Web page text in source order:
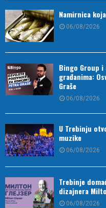
Namirnica
06/08/2026
Bingo Group i
građanima:
Graše
06/08/2026
U Trebinju
muzike
06/08/2026
Trebinje
dizajnera
06/08/2026